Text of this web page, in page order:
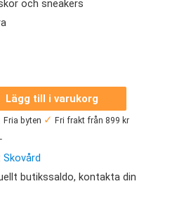
och sneakers
Lägg till i varukorg
Fria byten ✓ Fri frakt från 899 kr
Skovård
butikssaldo, kontakta din